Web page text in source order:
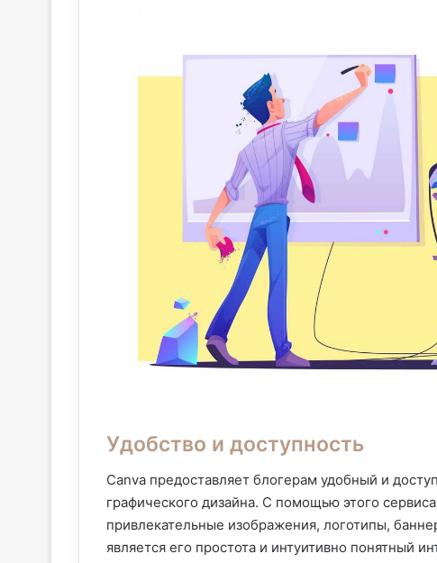
Удобство и доступность
Canva предоставляет блогерам удобный и
графического дизайна. С помощью этого
привлекательные изображения, логотипы,
является его простота и интуитивно понятный